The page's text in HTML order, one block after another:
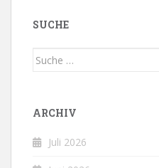
SUCHE
Suche
ARCHIV
Juli 2026